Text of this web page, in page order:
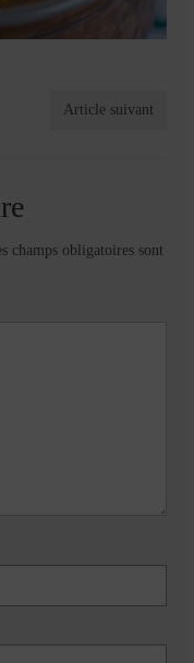
Article suivant
champs obligatoires sont